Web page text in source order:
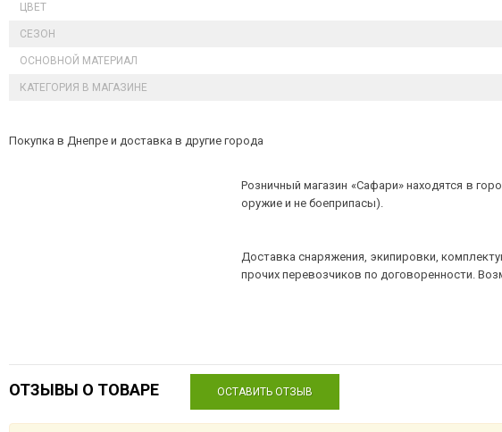
ЦВЕТ
СЕЗОН
ОСНОВНОЙ МАТЕРИАЛ
КАТЕГОРИЯ В МАГАЗИНЕ
Покупка в Днепре и доставка в другие города
Розничный магазин «Сафари» находятся в
оружие и не боеприпасы).
Доставка снаряжения, экипировки,
прочих перевозчиков по договоренности.
ОТЗЫВЫ О ТОВАРЕ ОСТАВИТЬ ОТЗЫВ